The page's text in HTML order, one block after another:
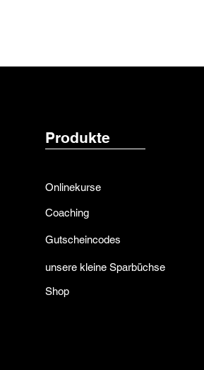
Onlinekurse
Coaching
Produkte
Gutscheincodes
unsere kleine Sparbüchse
Shop